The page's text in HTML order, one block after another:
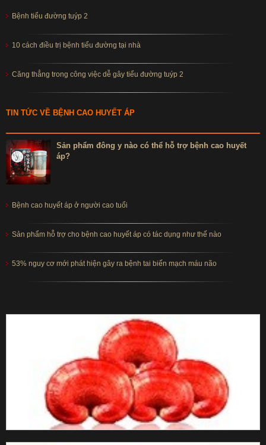
Bệnh tiểu đường tuýp 2
10 cách điều trị bệnh tiểu đường tại nhà
Căng thẳng trong công việc dễ gây tiểu đường tuýp 2
TIN TỨC VỀ BỆNH CAO HUYẾT ÁP
Sản phẩm đông y nào có thể hỗ trợ bệnh cao huyết
áp?
Bệnh cao huyết áp ở người cao tuổi
Sản phẩm hỗ trợ cho bệnh cao huyết áp có tác dụng như thế nào
53% nguy cơ mới phát hiện gây ra bệnh tai biến mạch máu não